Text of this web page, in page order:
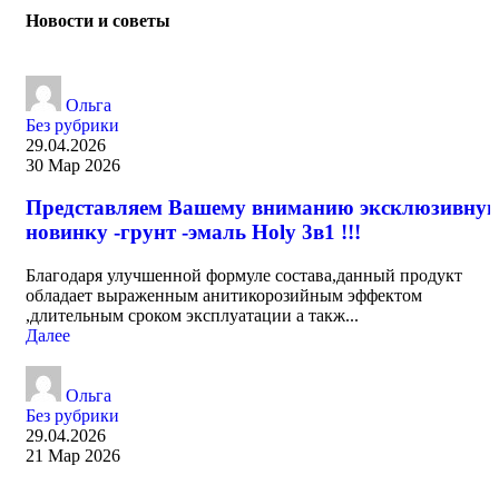
Новости и советы
Ольга
Без рубрики
29.04.2026
30 Мар 2026
Представляем Вашему вниманию
новинку -грунт -эмаль Holy 3в1 !!!
Благодаря улучшенной формуле состава,данный продукт
обладает выраженным анитикорозийным эффектом
,длительным сроком эксплуатации а такж...
Далее
Ольга
Без рубрики
29.04.2026
21 Мар 2026